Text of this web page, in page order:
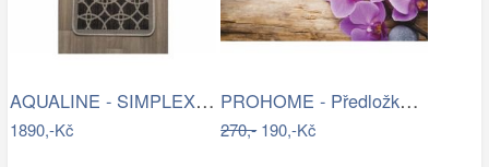
AQUALINE - SIMPLEX ECO skříňka za…
1890,-Kč
PROHOME - Předložka koupelnová 45x70cm…
270,-190,-Kč